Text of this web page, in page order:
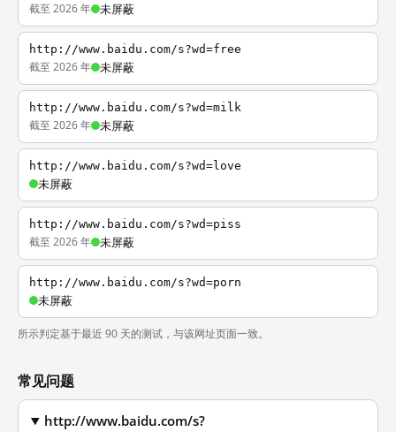
截至 2026 年 未屏蔽
http://www.baidu.com/s?wd=free
截至 2026 年 未屏蔽
http://www.baidu.com/s?wd=milk
截至 2026 年 未屏蔽
http://www.baidu.com/s?wd=love
未屏蔽
http://www.baidu.com/s?wd=piss
截至 2026 年 未屏蔽
http://www.baidu.com/s?wd=porn
未屏蔽
所示判定基于最近 90 天的测试，与该网址页面一致。
常见问题
http://www.baidu.com/s?